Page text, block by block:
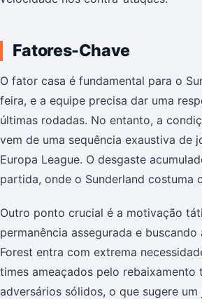
Fatores-Chave
O fator casa é fundamental para o
feira, e a equipe precisa dar uma
últimas rodadas. No entanto, a
vem de uma sequência exaustiva de
Europa League. O desgaste
partida, onde o Sunderland costuma
Outro ponto crucial é a motivação
permanência assegurada e
Forest entra com extrema
times ameaçados pelo
adversários sólidos, o que sugere